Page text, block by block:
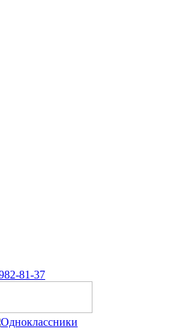
81-37